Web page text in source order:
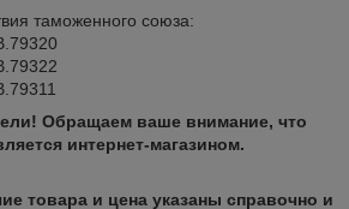
таможенного союза:
Обращаем ваше внимание, что
интернет-магазином.
товара и цена указаны справочно и